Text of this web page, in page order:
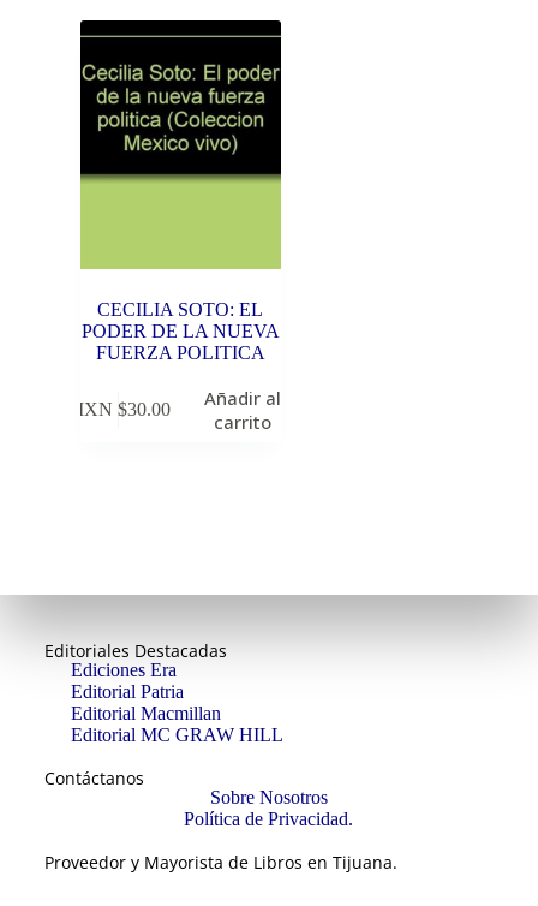
CECILIA SOTO: EL
PODER DE LA NUEVA
FUERZA POLITICA
MXN $30.00
Añadir al
carrito
Editoriales Destacadas
Ediciones Era
Editorial Patria
Editorial Macmillan
Editorial MC GRAW HILL
Contáctanos
Sobre Nosotros
Política de Privacidad.
Proveedor y Mayorista de Libros en Tijuana.